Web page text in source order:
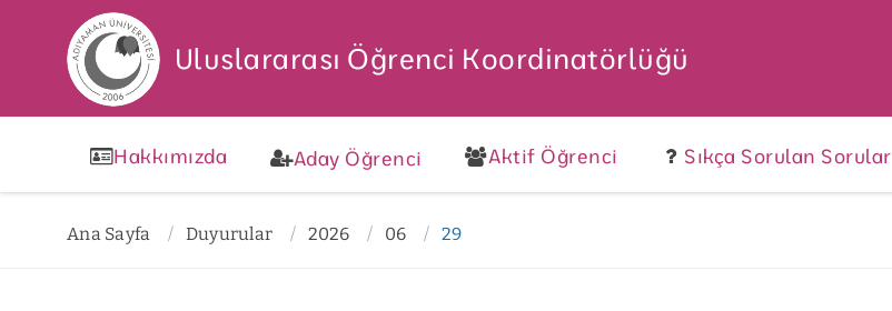
Uluslararası Öğrenci Koordinatörlüğü
Hakkımızda Aday Öğrenci Aktif Öğrenci Sıkça Sorulan Sorular
Ana Sayfa Duyurular 2026 06 29